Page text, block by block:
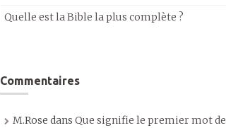
Quelle est la Bible la plus complète ?
Commentaires
M.Rose dans Que signifie le premier mot de